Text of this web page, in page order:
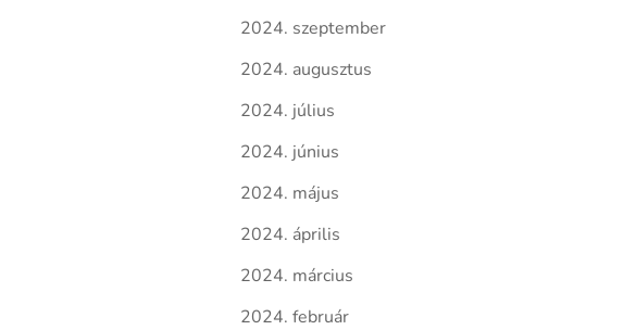
2024. szeptember
2024. augusztus
2024. július
2024. június
2024. május
2024. április
2024. március
2024. február